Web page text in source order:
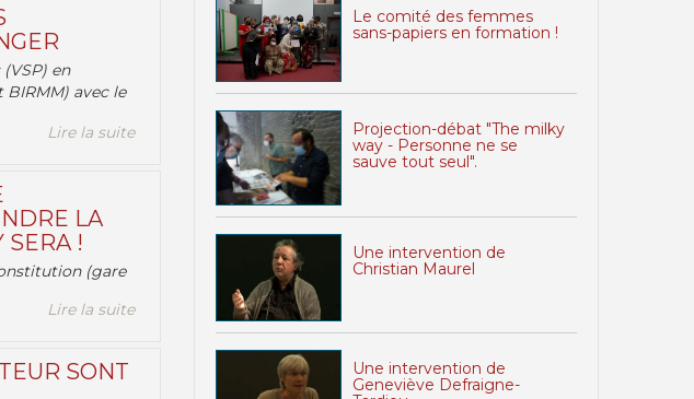
en
avec le
Lire la suite
LA
SERA !
(gare
Lire la suite
SONT
Le comité des femmes
sans-papiers en formation !
Projection-débat "The milky
way - Personne ne se
sauve tout seul".
Une intervention de
Christian Maurel
Une intervention de
Geneviève Defraigne-